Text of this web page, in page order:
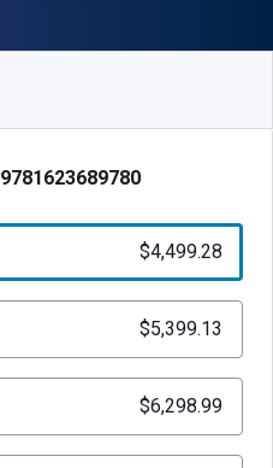
9781623689780
$4,499.28
$5,399.13
$6,298.99